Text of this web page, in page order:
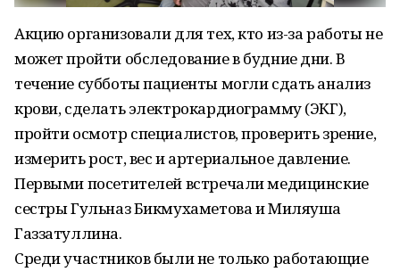
Акцию организовали для тех, кто из-за работы не
может пройти обследование в будние дни. В
течение субботы пациенты могли сдать анализ
крови, сделать электрокардиограмму (ЭКГ),
пройти осмотр специалистов, проверить зрение,
измерить рост, вес и артериальное давление.
Первыми посетителей встречали медицинские
сестры Гульназ Бикмухаметова и Миляуша
Газзатуллина.
Среди участников были не только работающие